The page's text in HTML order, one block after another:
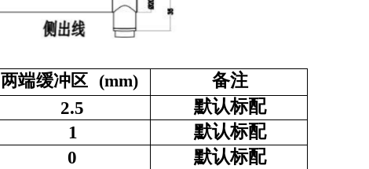
两端缓冲区 (mm) 备注
2.5 默认标配
1 默认标配
0 默认标配